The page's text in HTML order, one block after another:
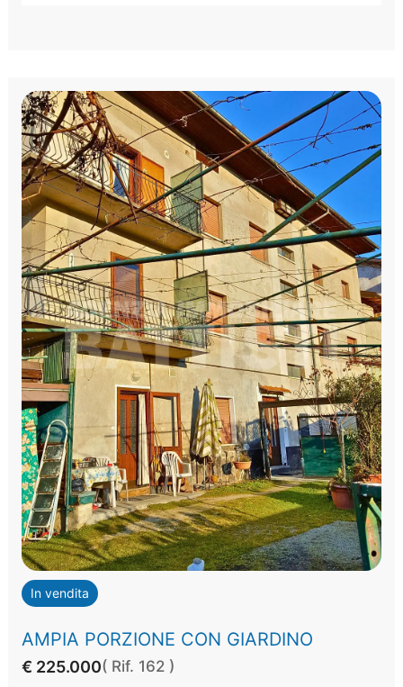
In vendita
AMPIA PORZIONE CON GIARDINO
€ 225.000( Rif. 162 )